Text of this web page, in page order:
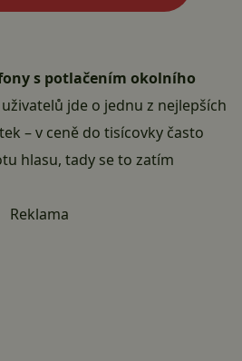
s potlačením okolního
jde o jednu z nejlepších
– v ceně do tisícovky často
hlasu, tady se to zatím
Reklama